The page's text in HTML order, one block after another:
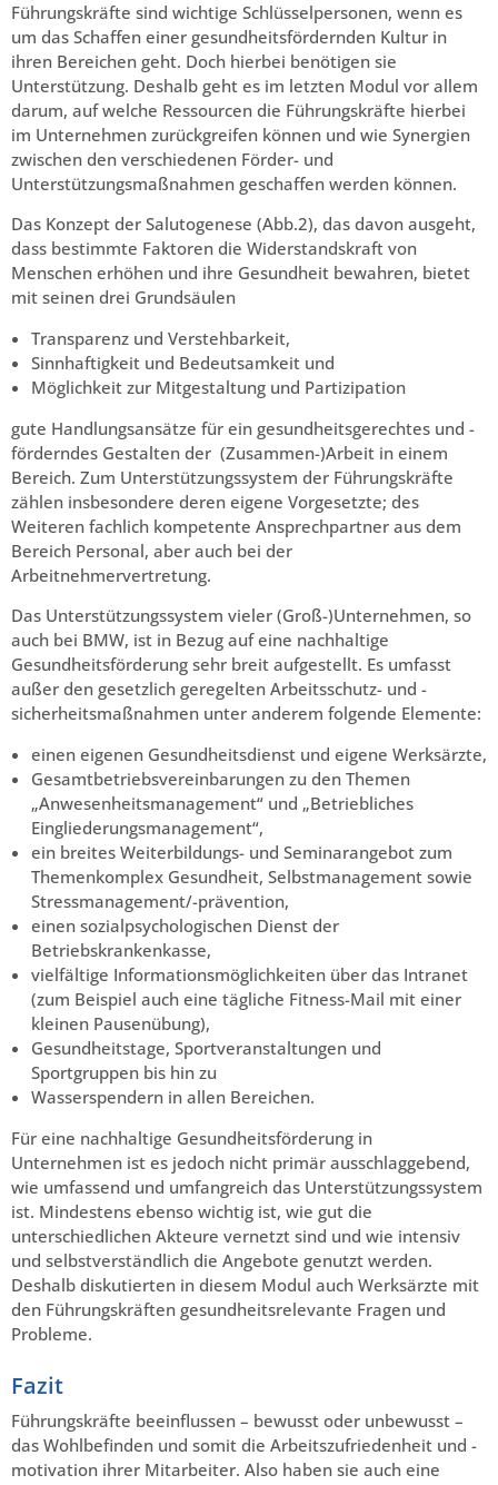
Führungskräfte sind wichtige Schlüsselpersonen, wenn es
um das Schaffen einer gesundheitsfördernden Kultur in
ihren Bereichen geht. Doch hierbei benötigen sie
Unterstützung. Deshalb geht es im letzten Modul vor allem
darum, auf welche Ressourcen die Führungskräfte hierbei
im Unternehmen zurückgreifen können und wie Synergien
zwischen den verschiedenen Förder- und
Unterstützungsmaßnahmen geschaffen werden können.
Das Konzept der Salutogenese (Abb.2), das davon ausgeht,
dass bestimmte Faktoren die Widerstandskraft von
Menschen erhöhen und ihre Gesundheit bewahren, bietet
mit seinen drei Grundsäulen
Transparenz und Verstehbarkeit,
Sinnhaftigkeit und Bedeutsamkeit und
Möglichkeit zur Mitgestaltung und Partizipation
gute Handlungsansätze für ein gesundheitsgerechtes und -
förderndes Gestalten der (Zusammen-)Arbeit in einem
Bereich. Zum Unterstützungssystem der Führungskräfte
zählen insbesondere deren eigene Vorgesetzte; des
Weiteren fachlich kompetente Ansprechpartner aus dem
Bereich Personal, aber auch bei der
Arbeitnehmervertretung.
Das Unterstützungssystem vieler (Groß-)Unternehmen, so
auch bei BMW, ist in Bezug auf eine nachhaltige
Gesundheitsförderung sehr breit aufgestellt. Es umfasst
außer den gesetzlich geregelten Arbeitsschutz- und -
sicherheitsmaßnahmen unter anderem folgende Elemente:
einen eigenen Gesundheitsdienst und eigene Werksärzte,
Gesamtbetriebsvereinbarungen zu den Themen
„Anwesenheitsmanagement“ und „Betriebliches
Eingliederungsmanagement“,
ein breites Weiterbildungs- und Seminarangebot zum
Themenkomplex Gesundheit, Selbstmanagement sowie
Stressmanagement/-prävention,
einen sozialpsychologischen Dienst der
Betriebskrankenkasse,
vielfältige Informationsmöglichkeiten über das Intranet
(zum Beispiel auch eine tägliche Fitness-Mail mit einer
kleinen Pausenübung),
Gesundheitstage, Sportveranstaltungen und
Sportgruppen bis hin zu
Wasserspendern in allen Bereichen.
Für eine nachhaltige Gesundheitsförderung in
Unternehmen ist es jedoch nicht primär ausschlaggebend,
wie umfassend und umfangreich das Unterstützungssystem
ist. Mindestens ebenso wichtig ist, wie gut die
unterschiedlichen Akteure vernetzt sind und wie intensiv
und selbstverständlich die Angebote genutzt werden.
Deshalb diskutierten in diesem Modul auch Werksärzte mit
den Führungskräften gesundheitsrelevante Fragen und
Probleme.
Fazit
Führungskräfte beeinflussen – bewusst oder unbewusst –
das Wohlbefinden und somit die Arbeitszufriedenheit und -
motivation ihrer Mitarbeiter. Also haben sie auch eine